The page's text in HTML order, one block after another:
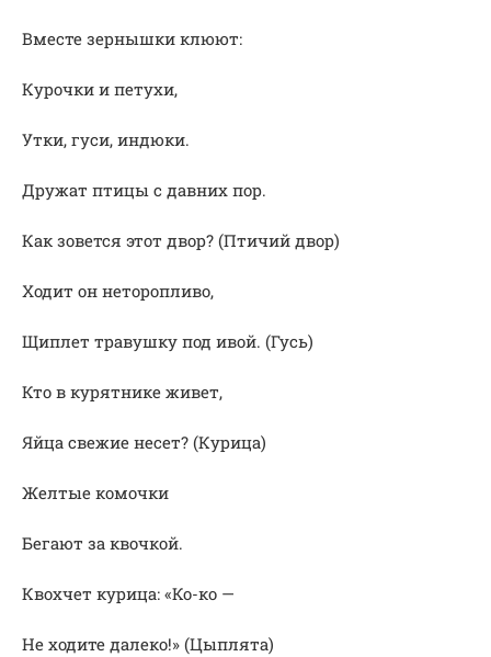
Вместе зернышки клюют:
Курочки и петухи,
Утки, гуси, индюки.
Дружат птицы с давних пор.
Как зовется этот двор? (Птичий двор)
Ходит он неторопливо,
Щиплет травушку под ивой. (Гусь)
Кто в курятнике живет,
Яйца свежие несет? (Курица)
Желтые комочки
Бегают за квочкой.
Квохчет курица: «Ко-ко —
Не ходите далеко!» (Цыплята)